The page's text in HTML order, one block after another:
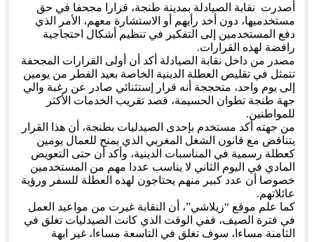
أصدرت نقابة الصيادلة بمدينة طنجة، قرارا مجحفا في حق
مستخدميها، دون أخد رأيهم أو الاستشارة معهم، الأمر الذي
دفع المستخدمين إلى التفكير في تنظيم أشكال احتجاجية
رافضة لهذه القرارات.
مصدر من داخل نقابة الصيادلة أكد أن أولى القرارات المجحفة
تتمثل في تقليص العطلة الدينية الخاصة بعيد الفطر من يومين
إلى يوم واحد، متحججة أنه قرار إستثنائي صادر عن رغبة والي
جهة طنجة تطوان الحسيمة، قصد تقريب الخدمات الأكثر
للمواطنين.
من جهته أكد مستخدم بإحدى الصيدليات بطنجة، أن هذا القرار
يتناقض مع قانون الشغل المغربي الذي يمنح للعمال يومين
كعطلة رسمية في المناسبات الدينية، وأكد أن حتى التعويض
المادي في اليوم الثاني لا يناسب عددا مهم من المستخدمين
خصوصا أن عدد كبير منهم يحتاجون لهذه العطلة للسفر ورؤية
عائلاتهم.
كما علم موقع “زيلاشي”، أن النقابة غيرت من مواعيد العمل
في فترة الصيف، ففي الوقت الذي كانت الصيدليات تغلق في
الثامنة مساءا، سوف تغلق في التاسعة مساءا، غير ابهة